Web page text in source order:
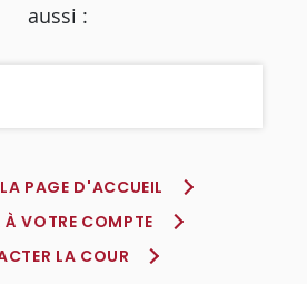
aussi :
PAGE D'ACCUEIL
À VOTRE COMPTE
LA COUR